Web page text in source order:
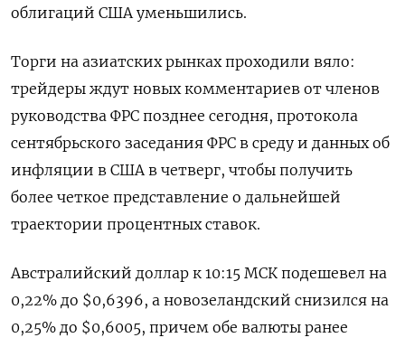
облигаций США уменьшились.
Торги на азиатских рынках проходили вяло:
трейдеры ждут новых комментариев от членов
руководства ФРС позднее сегодня, протокола
сентябрьского заседания ФРС в среду и данных об
инфляции в США в четверг, чтобы получить
более четкое представление о дальнейшей
траектории процентных ставок.
Австралийский доллар к 10:15 МСК подешевел на
0,22% до $0,6396​, а новозеландский снизился на
0,25% до $0,6005, причем обе валюты ранее